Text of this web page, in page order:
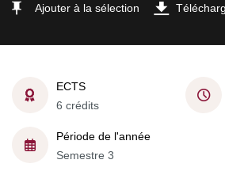
Ajouter à la sélection
ECTS
6 crédits
Période de l'année
Semestre 3